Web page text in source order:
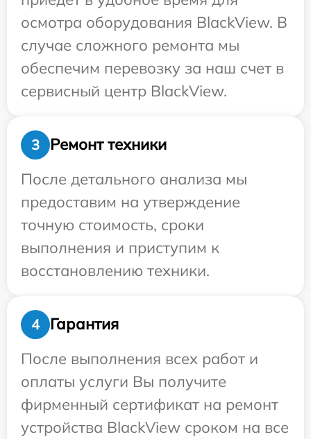
осмотра оборудования BlackView. В
случае сложного ремонта мы
обеспечим перевозку за наш счет в
сервисный центр BlackView.
3
Ремонт техники
После детального анализа мы
предоставим на утверждение
точную стоимость, сроки
выполнения и приступим к
восстановлению техники.
4
Гарантия
После выполнения всех работ и
оплаты услуги Вы получите
фирменный сертификат на ремонт
устройства BlackView сроком на все